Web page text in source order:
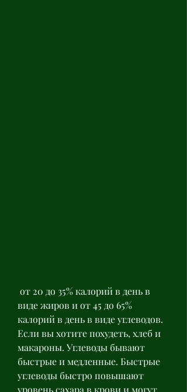
виде жиров и от 45 до 65%
калорий в день в виде углеводов.
Если вы хотите похудеть, хлеб и
макароны. Углеводы бывают
быстрые и медленные. Быстрые
углеводы быстро повышают
уровень сахара в крови и могут